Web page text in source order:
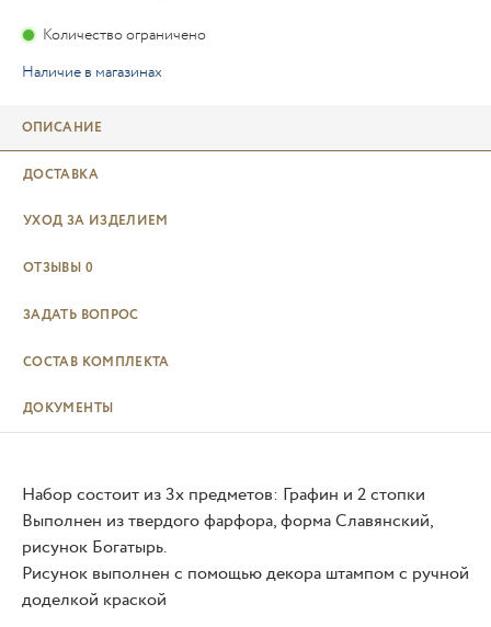
Количество ограничено
Наличие в магазинах
ОПИСАНИЕ
ДОСТАВКА
УХОД ЗА ИЗДЕЛИЕМ
ОТЗЫВЫ 0
ЗАДАТЬ ВОПРОС
СОСТАВ КОМПЛЕКТА
ДОКУМЕНТЫ
Набор состоит из 3х предметов: Графин и 2 стопки
Выполнен из твердого фарфора, форма Славянский,
рисунок Богатырь.
Рисунок выполнен с помощью декора штампом с ручной
доделкой краской